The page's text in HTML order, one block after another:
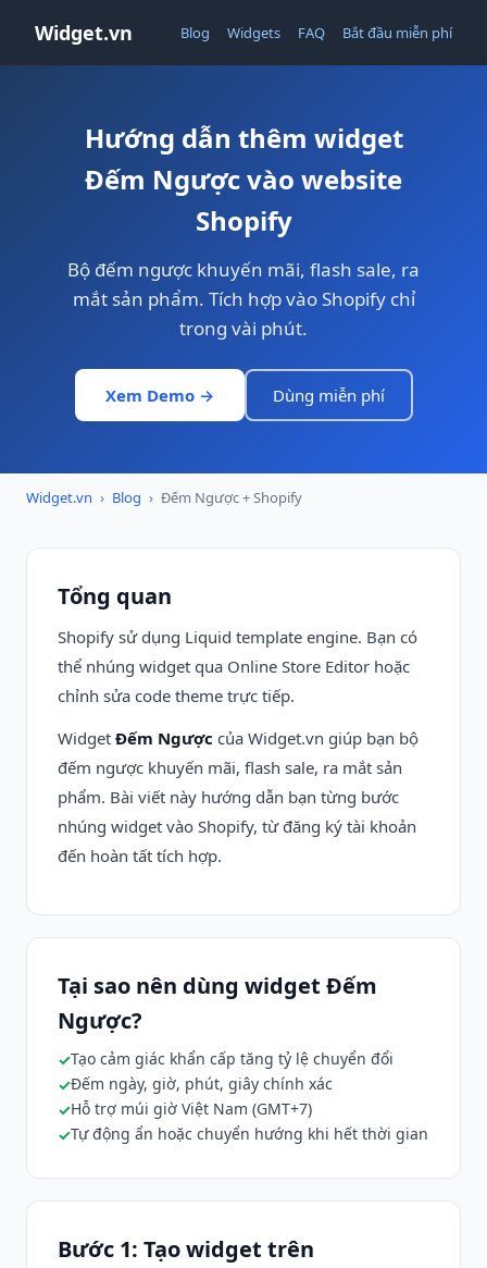
Widget.vn Blog Widgets FAQ Bắt đầu miễn phí
Hướng dẫn thêm widget
Đếm Ngược vào website
Shopify
Bộ đếm ngược khuyến mãi, flash sale, ra
mắt sản phẩm. Tích hợp vào Shopify chỉ
trong vài phút.
Xem Demo → Dùng miễn phí
Widget.vn › Blog › Đếm Ngược + Shopify
Tổng quan
Shopify sử dụng Liquid template engine. Bạn có
thể nhúng widget qua Online Store Editor hoặc
chỉnh sửa code theme trực tiếp.
Widget Đếm Ngược của Widget.vn giúp bạn bộ
đếm ngược khuyến mãi, flash sale, ra mắt sản
phẩm. Bài viết này hướng dẫn bạn từng bước
nhúng widget vào Shopify, từ đăng ký tài khoản
đến hoàn tất tích hợp.
Tại sao nên dùng widget Đếm
Ngược?
Tạo cảm giác khẩn cấp tăng tỷ lệ chuyển đổi
Đếm ngày, giờ, phút, giây chính xác
Hỗ trợ múi giờ Việt Nam (GMT+7)
Tự động ẩn hoặc chuyển hướng khi hết thời gian
Bước 1: Tạo widget trên